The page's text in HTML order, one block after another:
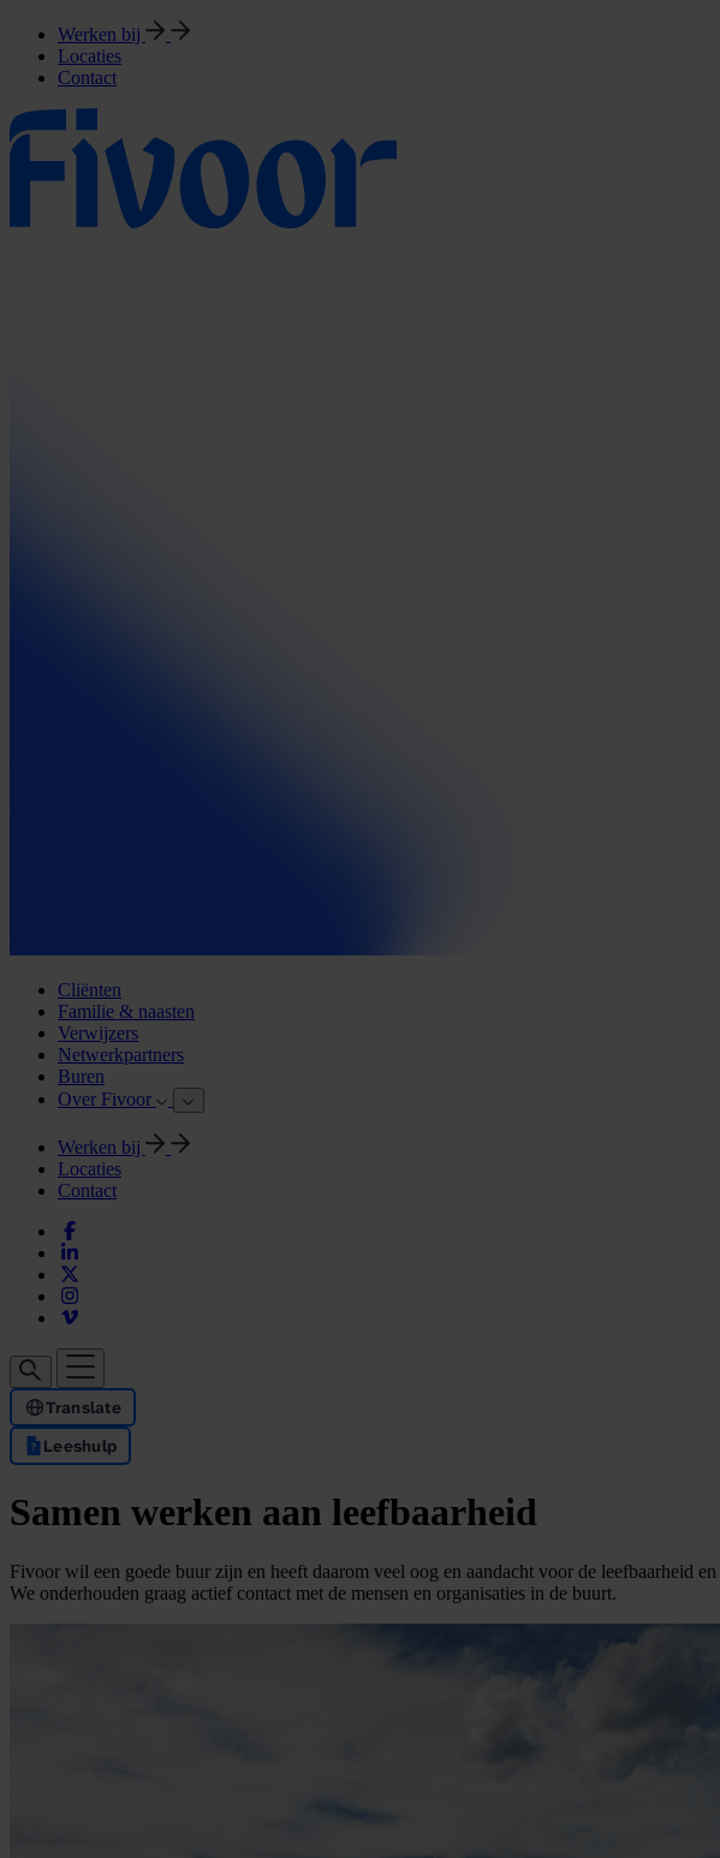
Werken bij
Locaties
Contact
Cliënten
Familie & naasten
Verwijzers
Netwerkpartners
Buren
Over Fivoor
Werken bij
Locaties
Contact
Translate
Leeshulp
Samen werken aan leefbaarheid
Fivoor wil een goede buur zijn en heeft daarom veel oog en aandacht voor de leefbaarheid
We onderhouden graag actief contact met de mensen en organisaties in de buurt.